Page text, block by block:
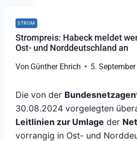
STROM
Strompreis: Habeck meldet
Ost- und Norddeutschland an
Von Günther Ehrich 5.
Die von der
30.08.2024 vorgelegten
Leitlinien zur Umlage der
vorrangig in Ost- und